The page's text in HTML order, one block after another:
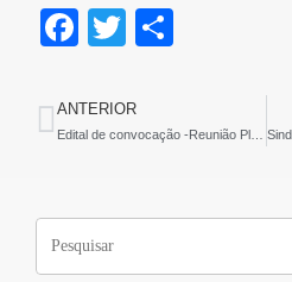
F
c
e
o
o
T
tt
er e
ANTERIOR